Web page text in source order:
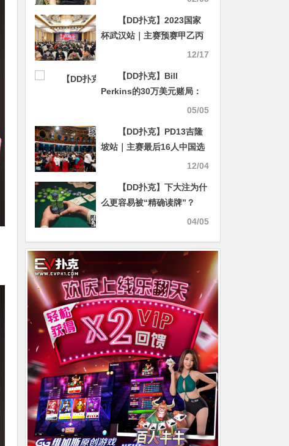
【DD扑克】2023国家
杯武汉站｜主赛预赛甲乙丙
丁共1894人次参赛 526人晋
跑丙组和丁组
12/17
【DD扑克】Bill
Perkins的30万美元赌局：
逼职业牌手把身体管理摆上
05/05
【DD扑克】PD13吉隆
坡站｜主赛最后16人中国选
手占据一半席位，QQPK战
12/04
【DD扑克】下大注为什
么更容易被“精确读牌”？
04/05